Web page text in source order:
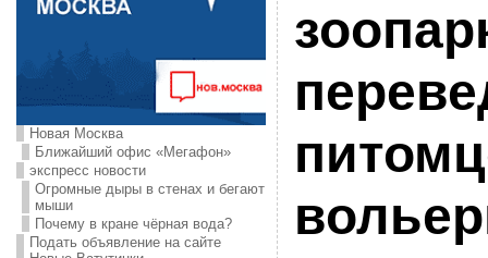
Новая Москва
Ближайший офис «Мегафон»
экспресс новости
Огромные дыры в стенах и бегают
мыши
Почему в кране чёрная вода?
Подать объявление на сайте